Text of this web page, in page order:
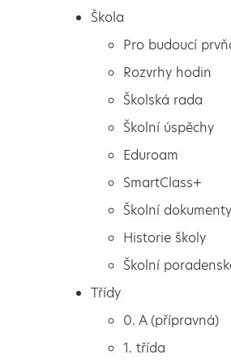
Pro budoucí prvňáčky
Rozvrhy hodin
Školská rada
Škola
Pro budoucí
Rozvrhy hodin
Školská rada
Školní úspěchy
Eduroam
SmartClass+
Školní dokumenty
Historie školy
Školní
Třídy
0. A (přípravná)
1. třída
Přihlášení do
Školaonline